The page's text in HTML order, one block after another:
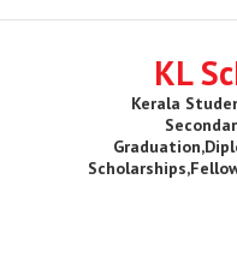
KL
Kerala